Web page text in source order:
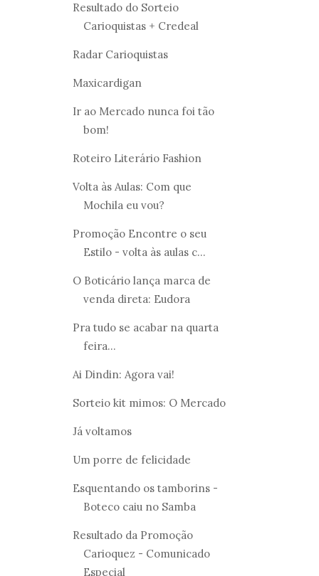
Resultado do Sorteio
Carioquistas + Credeal
Radar Carioquistas
Maxicardigan
Ir ao Mercado nunca foi tão
bom!
Roteiro Literário Fashion
Volta às Aulas: Com que
Mochila eu vou?
Promoção Encontre o seu
Estilo - volta às aulas c...
O Boticário lança marca de
venda direta: Eudora
Pra tudo se acabar na quarta
feira...
Ai Dindin: Agora vai!
Sorteio kit mimos: O Mercado
Já voltamos
Um porre de felicidade
Esquentando os tamborins -
Boteco caiu no Samba
Resultado da Promoção
Carioquez - Comunicado
Especial